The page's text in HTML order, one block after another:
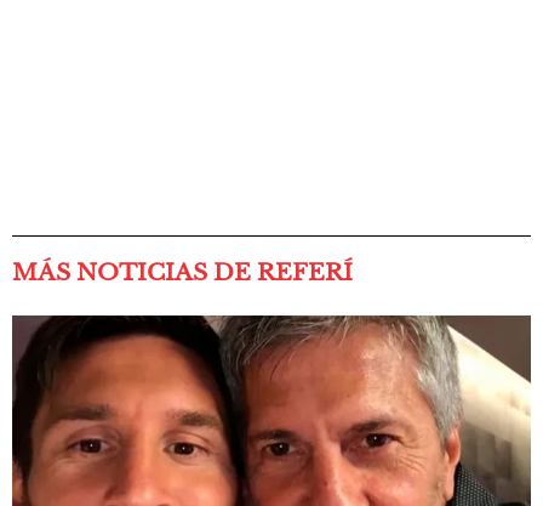
MÁS NOTICIAS DE REFERÍ